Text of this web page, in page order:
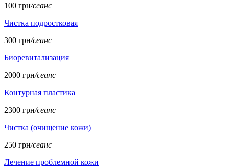
100 грн/сеанс
Чистка подростковая
300 грн/сеанс
Биоревитализация
2000 грн/сеанс
Контурная пластика
2300 грн/сеанс
Чистка (очищение кожи)
250 грн/сеанс
Лечение проблемной кожи